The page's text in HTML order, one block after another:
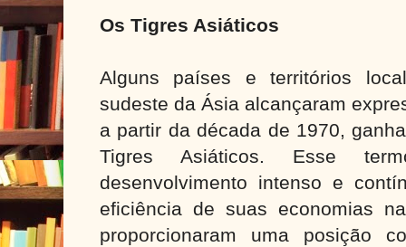
Os Tigres Asiáticos
Alguns países e territórios
sudeste da Ásia alcançaram
a partir da década de 1970,
Tigres Asiáticos. Esse
desenvolvimento intenso e
eficiência de suas economias
proporcionaram uma posição